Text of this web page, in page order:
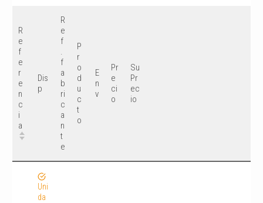
R
e
f
e
r
e
n
c
i
a
Dis
p
R
e
f
.
f
a
b
ri
c
a
n
t
e
P
r
o
d
u
c
t
o
E
n
v
Pr
e
ci
o
Su
Pr
ec
io
Uni
da